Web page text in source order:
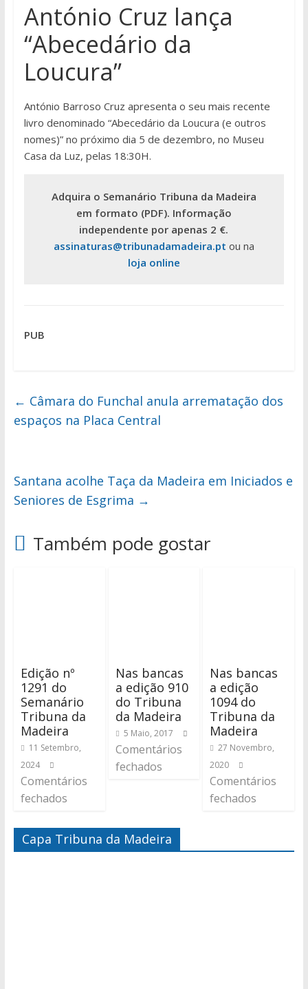
António Cruz lança
“Abecedário da
Loucura”
António Barroso Cruz apresenta o seu mais recente
livro denominado “Abecedário da Loucura (e outros
nomes)” no próximo dia 5 de dezembro, no Museu
Casa da Luz, pelas 18:30H.
Adquira o Semanário Tribuna da Madeira
em formato (PDF). Informação
independente por apenas 2 €.
assinaturas@tribunadamadeira.pt ou na
loja online
PUB
← Câmara do Funchal anula arrematação dos
espaços na Placa Central
Santana acolhe Taça da Madeira em Iniciados e
Seniores de Esgrima →
Também pode gostar
Edição nº
1291 do
Semanário
Tribuna da
Madeira
11 Setembro,
2024
Comentários
fechados
Nas bancas
a edição 910
do Tribuna
da Madeira
5 Maio, 2017
Comentários
fechados
Nas bancas
a edição
1094 do
Tribuna da
Madeira
27 Novembro,
2020
Comentários
fechados
Capa Tribuna da Madeira